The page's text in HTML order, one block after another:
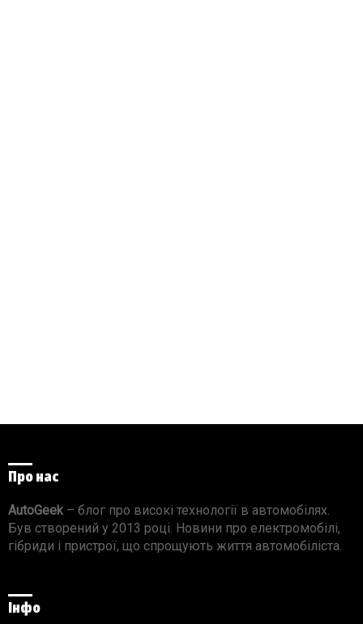
Про нас
AutoGeek– блог про високі технології в автомобілях.
Був створений у 2013 році. Новини про електромобілі,
гібриди і пристрої, що спрощують життя автомобіліста.
Інфо